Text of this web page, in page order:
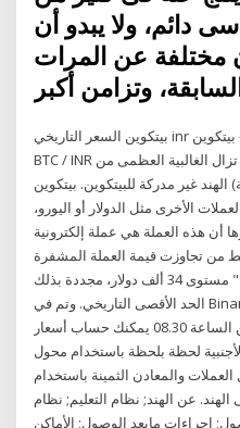
دائم، ولا يبدو أن
مختلفة عن المرات
بيتكوين السعر التاريخي inr سعر بيتكوين. سعر بيتكوين في الهند - بيتكوين
BTC / INR سعر الرسم البياني. رغم ذلك ، لا تزال الغالبية العظمى من
الهند غير مدركة للبيتكوين. بيتكوين (بالإنجليزية: Bitcoin)‏ هي عملة معماة
الأخرى مثل الدولار أو اليورو،
أن هذه العملة هي عملة إلكترونية
من تجاوزت قيمة العملة المشفرة
الأكثر شيوعا في العالم "البيتكوين" مستوى 34 ألف دولار، مجددة بذلك
الحد الأقصى التاريخي. وتم في Binance، أكبر منصة تبادل للعملات
المشفرة في العالم، اعتبارا من الساعة 08.30 يمكنك حساب أسعار
لحظة بلحظة باستخدام محول
والمعادن الثمينة باستخدام
عن الهند; نظام التعليم; نظام
اجراءات مابعد الوصول; الأماكن